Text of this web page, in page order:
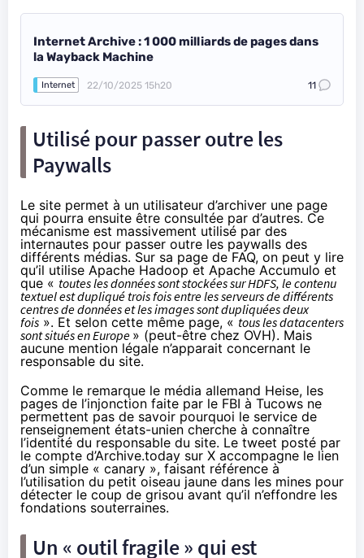
Internet Archive : 1 000 milliards de pages dans
la Wayback Machine
Internet 22/10/2025 15h20 11
Utilisé pour passer outre les
Paywalls
Le site permet à un utilisateur d’archiver une page
qui pourra ensuite être consultée par d’autres. Ce
mécanisme est massivement utilisé par des
internautes pour passer outre les paywalls des
différents médias. Sur sa page deFAQ, on peut y lire
qu’il utilise Apache Hadoop et Apache Accumulo et
que « toutes les données sont stockées sur HDFS, le contenu
textuel est dupliqué trois fois entre les serveurs de différents
centres de données et les images sont dupliquées deux
fois ». Et selon cette même page, « tous les datacenters
sont situés en Europe » (peut-êtrechez OVH). Mais
aucune mention légale n’apparait concernant le
responsable du site.
Comme le remarque le média allemand Heise, les
pages de l’injonction faite par le FBI à Tucows ne
permettent pas de savoir pourquoi le service de
renseignement états-unien cherche à connaître
l’identité du responsable du site. Le tweet posté par
le compte d’Archive.today sur X accompagne le lien
d’un simple « canary », faisant référence à
l’utilisation du petit oiseau jaune dans les mines pour
détecter le coup de grisou avant qu’il n’effondre les
fondations souterraines.
Un « outil fragile » qui est